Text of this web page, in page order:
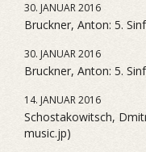
30. JANUAR 2016
Bruckner, Anton: 5.
30. JANUAR 2016
Bruckner, Anton: 5.
14. JANUAR 2016
Schostakowitsch,
music.jp)